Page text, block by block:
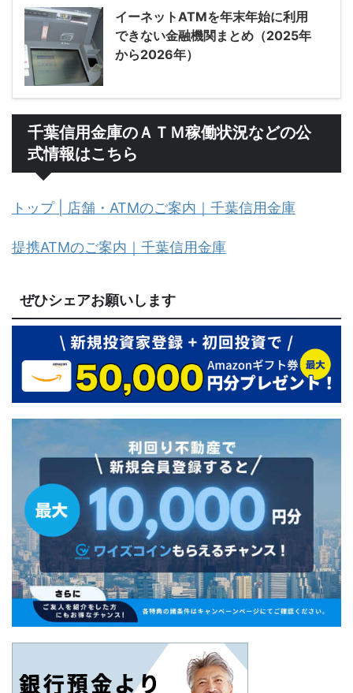
イーネットATMを年末年始に利用
できない金融機関まとめ（2025年
から2026年）
千葉信用金庫のＡＴＭ稼働状況などの公
式情報はこちら
トップ | 店舗・ATMのご案内｜千葉信用金庫
提携ATMのご案内｜千葉信用金庫
ぜひシェアお願いします